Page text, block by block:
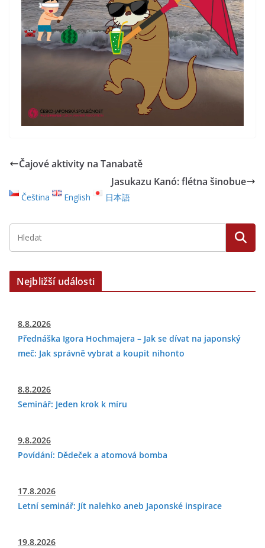
Čajové aktivity na Tanabatě
Jasukazu Kanó: flétna šinobue
Čeština English 日本語
Nejbližší události
8.8.2026
Přednáška Igora Hochmajera – Jak se dívat na japonský
meč: Jak správně vybrat a koupit nihonto
8.8.2026
Seminář: Jeden krok k míru
9.8.2026
Povídání: Dědeček a atomová bomba
17.8.2026
Letní seminář: Jít nalehko aneb Japonské inspirace
19.8.2026